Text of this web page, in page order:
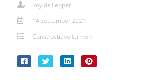
Roy de Lepper
14 september 2021
Constructieve termen